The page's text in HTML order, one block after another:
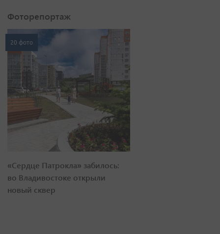
Фоторепортаж
20 фото
«Сердце Патрокла» забилось:
во Владивостоке открыли
новый сквер